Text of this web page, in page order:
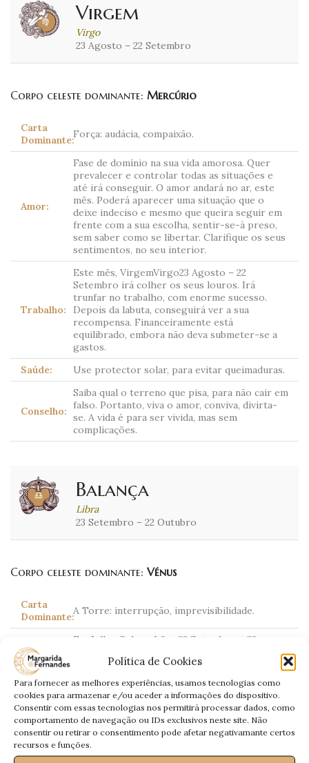
Política de Cookies
Para fornecer as melhores experiências, usamos tecnologias como
cookies para armazenar e/ou aceder a informações do dispositivo.
Consentir com essas tecnologias nos permitirá processar dados, como
comportamento de navegação ou IDs exclusivos neste site. Não
consentir ou retirar o consentimento pode afetar negativamante certos
recursos e funções.
Virgem
Virgo
23 Agosto – 22 Setembro
Corpo celeste dominante: Mercúrio
Carta
Dominante:Força: audácia, compaixão.
Amor:
Fase de domínio na sua vida amorosa. Quer
prevalecer e controlar todas as situações e
até irá conseguir. O amor andará no ar, este
mês. Poderá aparecer uma situação que o
deixe indeciso e mesmo que queira seguir em
frente com a sua escolha, sentir-se-à preso,
sem saber como se libertar. Clarifique os seus
sentimentos, no seu interior.
Trabalho:
Este mês, VirgemVirgo23 Agosto – 22
Setembro irá colher os seus louros. Irá
trunfar no trabalho, com enorme sucesso.
Depois da labuta, conseguirá ver a sua
recompensa. Financeiramente está
equilibrado, embora não deva submeter-se a
gastos.
Saúde:
Use protector solar, para evitar queimaduras.
Conselho:
Saiba qual o terreno que pisa, para não cair em
falso. Portanto, viva o amor, conviva, divirta-
se. A vida é para ser vivida, mas sem
complicações.
Balança
Libra
23 Setembro – 22 Outubro
Corpo celeste dominante: Vénus
Carta
Dominante:A Torre: interrupção, imprevisibilidade.
Amor:
Em Julho, BalançaLibra23 Setembro – 22
mundo. Distancia-se de todos os que estão à
sua volta e até poderá romper com laços
afectivos. Deve aconselhar-se, pois está a
passar um processo que necessita de
orientação. Faça uma avaliação aos seus
sentimentos, sobre aquilo que quer para si. O
mês termina negativado e fragilizado.